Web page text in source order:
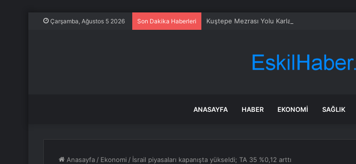
Çarşamba, Ağustos 5 2026 Son Dakika Haberleri Kuştepe Mezrası Yolu Karla Mücadeleyle Açılıyor
ANASAYFA HABER EKONOMI SAĞLIK
Anasayfa / Ekonomi / İsrail piyasaları kapanışta yükseldi; TA 35 %0,12 arttı